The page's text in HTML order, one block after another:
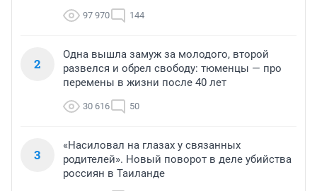
97 970 144
2
Одна вышла замуж за молодого, второй
развелся и обрел свободу: тюменцы — про
перемены в жизни после 40 лет
30 616 50
3
«Насиловал на глазах у связанных
родителей». Новый поворот в деле убийства
россиян в Таиланде